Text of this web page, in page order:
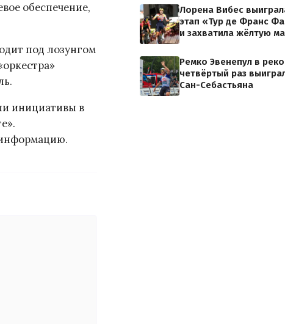
обеспечение,
под лозунгом
инициативы в
Лорена Вибес
этап «Тур де Франс
и захватила жёлтую
Ремко Эвенепул в
четвёртый раз
Сан-Себастьяна